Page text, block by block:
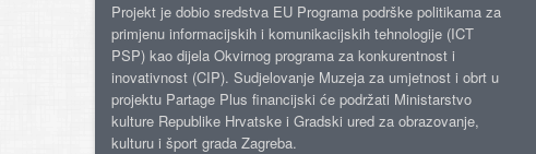
Projekt je dobio sredstva EU Programa podrške politikama za
primjenu informacijskih i komunikacijskih tehnologije (ICT
PSP) kao dijela Okvirnog programa za konkurentnost i
inovativnost (CIP). Sudjelovanje Muzeja za umjetnost i obrt u
projektu Partage Plus financijski će podržati Ministarstvo
kulture Republike Hrvatske i Gradski ured za obrazovanje,
kulturu i šport grada Zagreba.